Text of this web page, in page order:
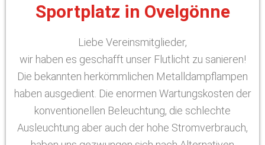
Sportplatz in Ovelgönne
Liebe Vereinsmitglieder,
wir haben es geschafft unser Flutlicht zu sanieren!
Die bekannten herkömmlichen Metalldampflampen
haben ausgedient. Die enormen Wartungskosten der
konventionellen Beleuchtung, die schlechte
Ausleuchtung aber auch der hohe Stromverbrauch,